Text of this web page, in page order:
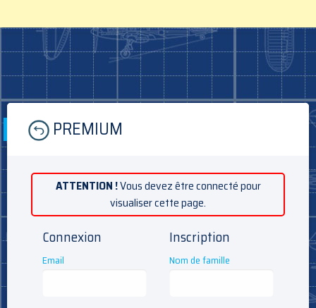
Skip
content
PREMIUM
ATTENTION !Vous devez être connecté pour
visualiser cette page.
Connexion
Email
Inscription
Nom de famille